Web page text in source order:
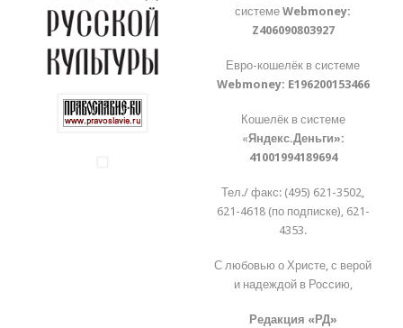
системеWebmoney:
Z406090803927
Евро-кошелёк в системе
Webmoney: E196200153466
Кошелёк в системе
«Яндекс.Деньги»:
41001994189694
Тел./ факс: (495) 621-3502,
621-4618 (по подписке), 621-
4353.
С любовью о Христе, с верой
и надеждой в Россию,
Редакция «РД»